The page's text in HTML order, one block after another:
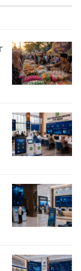
dalam
mencari
talenta
dengan